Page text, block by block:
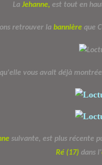
La Jehanne, est tout en
retrouver la bannière que
vous avait déjà
suivante, est plus récente
Ré (17) dans l'